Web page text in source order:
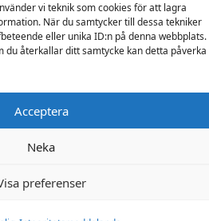
vi teknik som cookies för att lagra
När du samtycker till dessa tekniker
eller unika ID:n på denna webbplats.
du återkallar ditt samtycke kan detta påverka
Acceptera
Neka
preferenser